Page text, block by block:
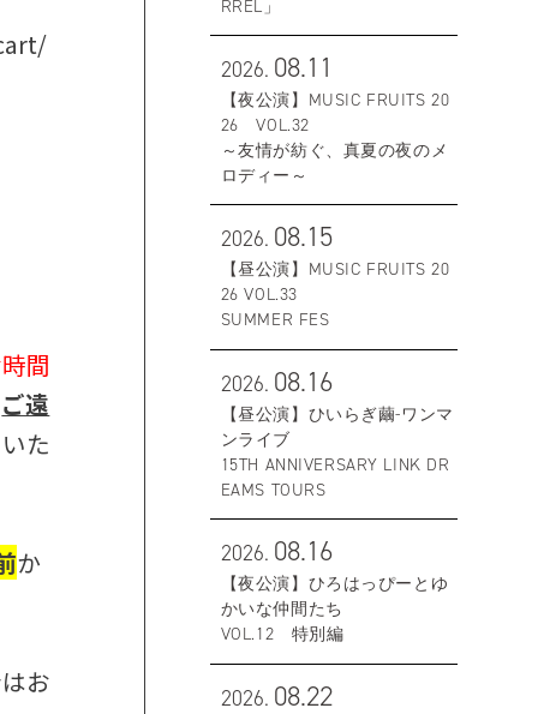
間
ご遠
た
か
お
RREL」
2026. 08.11
【夜公演】MUSIC FRUITS 20
26 VOL.32
～友情が紡ぐ、真夏の夜のメ
ロディー～
2026. 08.15
【昼公演】MUSIC FRUITS 20
26 VOL.33
SUMMER FES
2026. 08.16
【昼公演】ひいらぎ繭-ワンマ
ンライブ
15TH ANNIVERSARY LINK DR
EAMS TOURS
2026. 08.16
【夜公演】ひろはっぴーとゆ
かいな仲間たち
VOL.12 特別編
2026. 08.22